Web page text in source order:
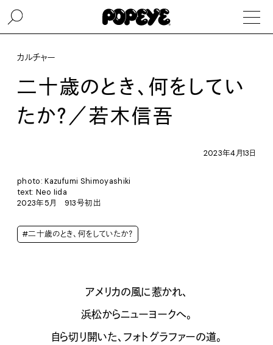
カルチャー
二十歳のとき、何をしてい
たか？／若木信吾
2023年4月13日
photo: Kazufumi Shimoyashiki
text: Neo Iida
2023年5月 913号初出
#二十歳のとき、何をしていたか？
アメリカの風に惹かれ、
浜松からニューヨークへ。
自ら切り開いた、フォトグラファーの道。